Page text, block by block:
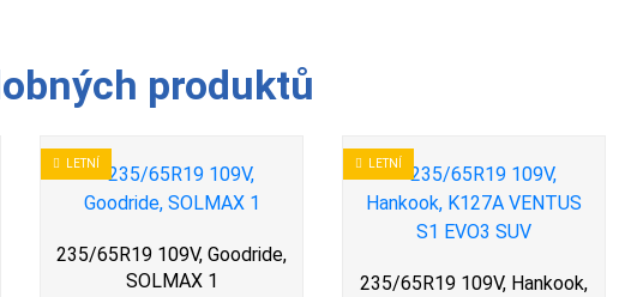
produktů
LETNÍ
235/65R19 109V, Goodride,
SOLMAX 1
LETNÍ
235/65R19 109V, Hankook,